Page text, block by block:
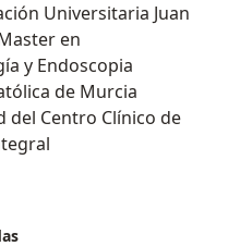
Universitaria Juan
en
y Endoscopia
de Murcia
del Centro Clínico de